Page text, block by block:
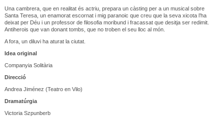
Una cambrera, que en realitat és actriu, prepara un càsting per a un musical sobre
Santa Teresa, un enamorat escornat i mig paranoic que creu que la seva xicota l’ha
deixat per Déu i un professor de filosofia moribund i fracassat que desitja ser redimit.
Antiherois que van donant tombs, que no troben el seu lloc al món.
A fora, un diluvi ha aturat la ciutat.
Idea original
Companyia Solitària
Direcció
Andrea Jiménez (Teatro en Vilo)
Dramatúrgia
Victoria Szpunberb